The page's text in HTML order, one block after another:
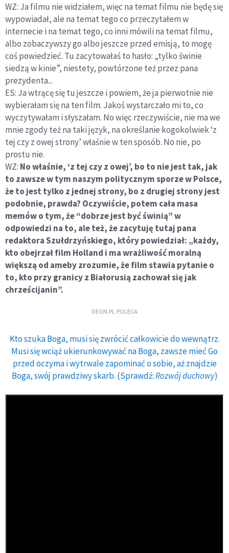
WZ: Ja filmu nie widziałem, więc na temat filmu nie będę się
wypowiadał, ale na temat tego co przeczytałem w
internecie i na temat tego, co inni mówili na temat filmu,
albo zobaczywszy go albo jeszcze przed emisją, to mogę
coś powiedzieć. Tu zacytowałaś to hasło: „tylko świnie
siedzą w kinie”, niestety, powtórzone też przez pana
prezydenta...
ES: Ja wtrącę się tu jeszcze i powiem, że ja pierwotnie nie
wybierałam się na ten film. Jakoś wystarczało mi to, co
wyczytywałam i słyszałam. No więc rzeczywiście, nie ma we
mnie zgody też na taki język, na określanie kogokolwiek ‘z
tej czy z owej strony’ właśnie w ten sposób. No nie, po
prostu nie.
WZ: No właśnie, ‘z tej czy z owej’, bo to nie jest tak, jak
to zawsze w tym naszym politycznym sporze w Polsce,
że to jest tylko z jednej strony, bo z drugiej strony jest
podobnie, prawda? Oczywiście, potem cała masa
memów o tym, że “dobrze jest być świnią” w
odpowiedzi na to, ale też, że zacytuję tutaj pana
redaktora Szułdrzyńskiego, który powiedział: „każdy,
kto obejrzał film Holland i ma wrażliwość moralną
większą od ameby zrozumie, że film stawia pytanie o
to, kto przy granicy z Białorusią zachował się jak
chrześcijanin”.
DEON.PL POLECA
Kto szuka Boga, musi się zwrócić całkowicie do wewnątrz.
Musi się wciąż ukierunkowywać na Boga, zawsze mieć Go
przed oczyma i wytrwale zapominać o sobie, aż znajdzie
Boga, swój prawdziwy skarb. (Sprawdź:Rozwój duchowy)